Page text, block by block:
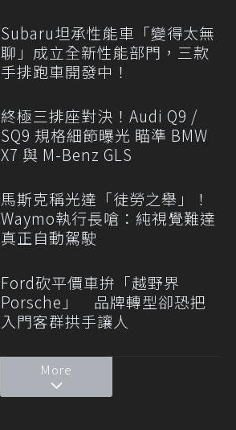
Subaru坦承性能車「變得太無
聊」成立全新性能部門，三款
手排跑車開發中！
終極三排座對決！Audi Q9 /
SQ9 規格細節曝光 瞄準 BMW
X7 與 M-Benz GLS
馬斯克稱光達「徒勞之舉」！
Waymo執行長嗆：純視覺難達
真正自動駕駛
Ford砍平價車拚「越野界
Porsche」 品牌轉型卻恐把
入門客群拱手讓人
More